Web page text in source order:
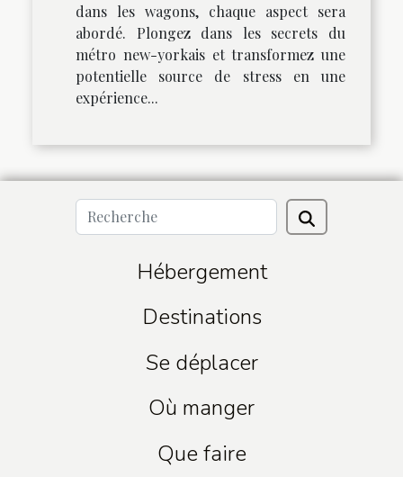
dans les wagons, chaque aspect sera
abordé. Plongez dans les secrets du
métro new-yorkais et transformez une
potentielle source de stress en une
expérience...
Hébergement
Destinations
Se déplacer
Où manger
Que faire